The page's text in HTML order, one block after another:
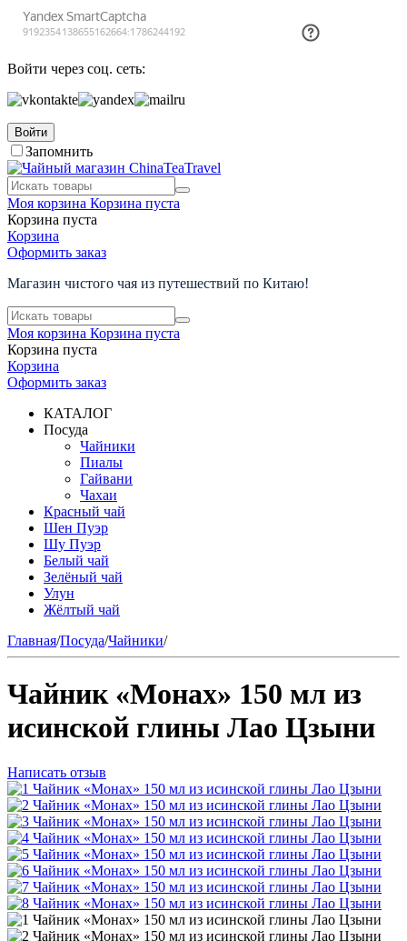
Войти через соц. сеть:
Войти
Запомнить
Моя корзина Корзина пуста
Корзина пуста
Корзина
Оформить заказ
Магазин чистого чая из путешествий по Китаю!
Моя корзина Корзина пуста
Корзина пуста
Корзина
Оформить заказ
КАТАЛОГ
Посуда
Чайники
Пиалы
Гайвани
Чахаи
Красный чай
Шен Пуэр
Шу Пуэр
Белый чай
Зелёный чай
Улун
Жёлтый чай
Главная/Посуда/Чайники/
Чайник «Монах» 150 мл из
исинской глины Лао Цзыни
Написать отзыв